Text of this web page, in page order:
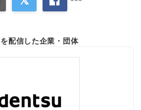
配信した企業・団体